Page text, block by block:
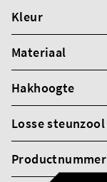
Kleur
Materiaal
Hakhoogte
Losse steunzool
Productnummer